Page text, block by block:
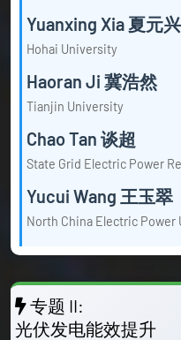
Yuanxing Xia 夏元兴
Hohai University
Haoran Ji 冀浩然
Tianjin University
Chao Tan 谈超
State Grid Electric Power
Yucui Wang 王玉翠
North China Electric Power
专题 II:
光伏发电能效提升